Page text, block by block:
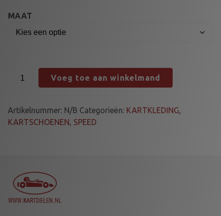
MAAT
T
S
N
Voeg toe aan winkelmand
Artikelnummer: N/B Categorieën: KARTKLEDING,
KARTSCHOENEN, SPEED